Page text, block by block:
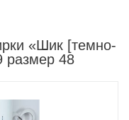
«Шик [темно-
размер 48